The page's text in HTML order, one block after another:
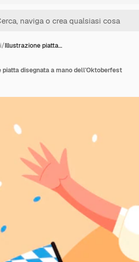
/Illustrazione piatta…
disegnata a mano dell'Oktoberfest